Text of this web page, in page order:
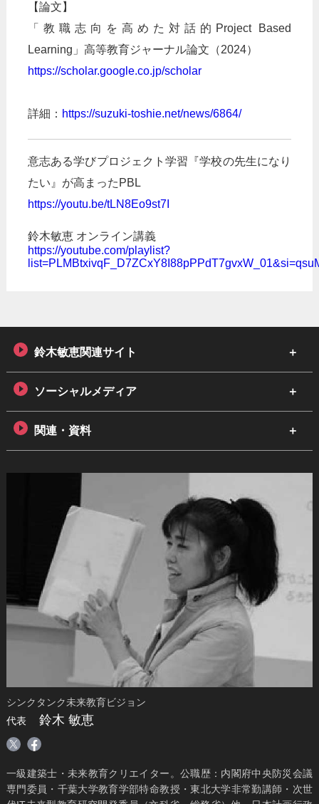
【論文】
「教職志向を高めた対話的Project Based
Learning」高等教育ジャーナル論文（2024）
https://scholar.google.co.jp/scholar
詳細： https://suzuki-toshie.net/news/6864/
意志ある学びプロジェクト学習『学校の先生になり
たい』が高まったPBL
https://youtu.be/tLN8Eo9st7I
鈴木敏恵 オンライン講義
https://youtube.com/playlist?
鈴木敏恵関連サイト
ソーシャルメディア
関連・資料
シンクタンク未来教育ビジョン
代表
鈴木 敏恵
一級建築士・未来教育クリエイター。公職歴：内閣府中央防災会議
専門委員・千葉大学教育学部特命教授・東北大学非常勤講師・次世